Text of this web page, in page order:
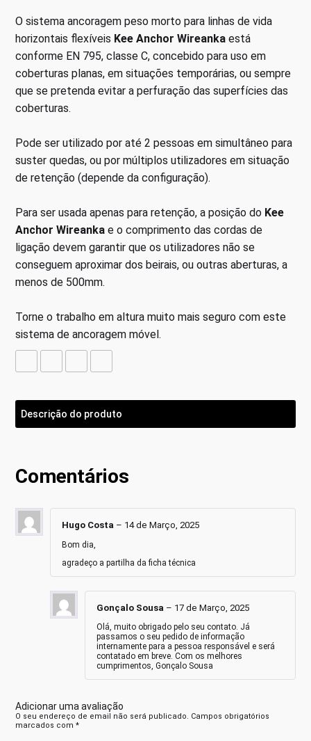
O sistema ancoragem peso morto para linhas de vida
horizontais flexíveis Kee Anchor Wireanka está
conforme EN 795, classe C, concebido para uso em
coberturas planas, em situações temporárias, ou sempre
que se pretenda evitar a perfuração das superfícies das
coberturas.
Pode ser utilizado por até 2 pessoas em simultâneo para
suster quedas, ou por múltiplos utilizadores em situação
de retenção (depende da configuração).
Para ser usada apenas para retenção, a posição do Kee
Anchor Wireanka e o comprimento das cordas de
ligação devem garantir que os utilizadores não se
conseguem aproximar dos beirais, ou outras aberturas, a
menos de 500mm.
Torne o trabalho em altura muito mais seguro com este
sistema de ancoragem móvel.
Descrição do produto
Comentários
Hugo Costa – 14 de Março, 2025
Bom dia,
agradeço a partilha da ficha técnica
Gonçalo Sousa – 17 de Março, 2025
Olá, muito obrigado pelo seu contato. Já
passamos o seu pedido de informação
internamente para a pessoa responsável e será
contatado em breve. Com os melhores
cumprimentos, Gonçalo Sousa
Adicionar uma avaliação
O seu endereço de email não será publicado. Campos obrigatórios
marcados com*